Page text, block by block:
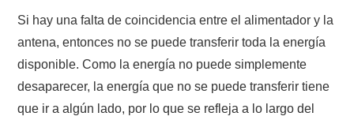
Si hay una falta de coincidencia entre el alimentador y la
antena, entonces no se puede transferir toda la energía
disponible. Como la energía no puede simplemente
desaparecer, la energía que no se puede transferir tiene
que ir a algún lado, por lo que se refleja a lo largo del